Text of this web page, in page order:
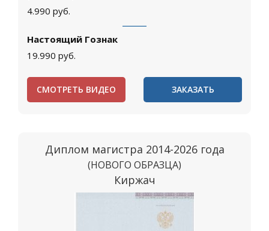
4.990 руб.
Настоящий Гознак
19.990 руб.
СМОТРЕТЬ ВИДЕО ЗАКАЗАТЬ
Диплом магистра 2014-2026 года
(НОВОГО ОБРАЗЦА)
Киржач